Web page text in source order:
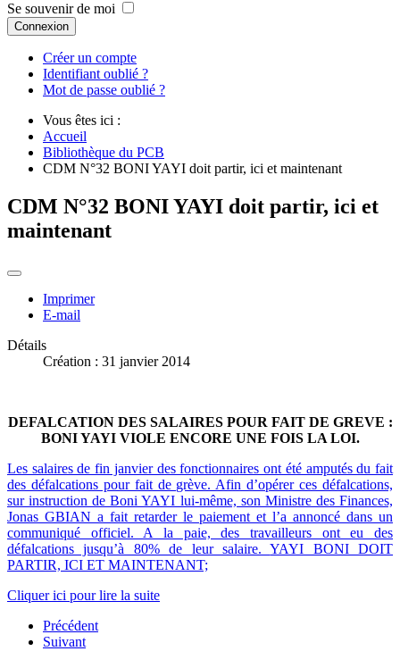
Se souvenir de moi
Connexion
Créer un compte
Identifiant oublié ?
Mot de passe oublié ?
Vous êtes ici :
Accueil
Bibliothèque du PCB
CDM N°32 BONI YAYI doit partir, ici et maintenant
CDM N°32 BONI YAYI doit partir, ici et
maintenant
Imprimer
E-mail
Détails
Création : 31 janvier 2014
DEFALCATION DES SALAIRES POUR FAIT DE GREVE :
BONI YAYI VIOLE ENCORE UNE FOIS LA LOI.
Les salaires de fin janvier des fonctionnaires ont été amputés du fait
des défalcations pour fait de grève. Afin d’opérer ces défalcations,
sur instruction de Boni YAYI lui-même, son Ministre des Finances,
Jonas GBIAN a fait retarder le paiement et l’a annoncé dans un
communiqué officiel. A la paie, des travailleurs ont eu des
défalcations jusqu’à 80% de leur salaire.YAYI BONI DOIT
PARTIR, ICI ET MAINTENANT;
Cliquer ici pour lire la suite
Précédent
Suivant